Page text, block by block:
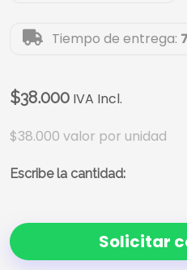
Tiempo de entrega:
$38.000 IVA Incl.
$38.000 valor por unidad
Escribe la cantidad:
Solicitar